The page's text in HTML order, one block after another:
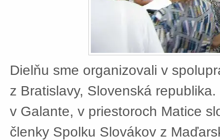
Dielňu sme organizovali v
z Bratislavy, Slovenská
v Galante, v priestoroch Matice
členky Spolku Slovákov z